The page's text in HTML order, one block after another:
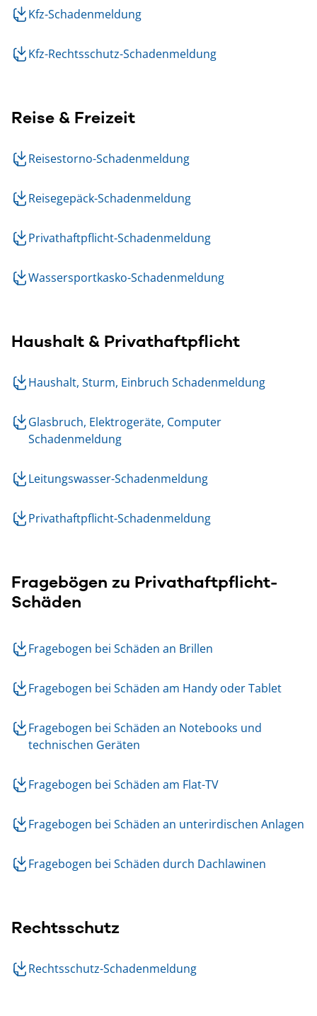
Kfz-Schadenmeldung
Kfz-Rechtsschutz-Schadenmeldung
Reise & Freizeit
Reisestorno-Schadenmeldung
Reisegepäck-Schadenmeldung
Privathaftpflicht-Schadenmeldung
Wassersportkasko-Schadenmeldung
Haushalt & Privathaftpflicht
Haushalt, Sturm, Einbruch Schadenmeldung
Glasbruch, Elektrogeräte, Computer
Schadenmeldung
Leitungswasser-Schadenmeldung
Privathaftpflicht-Schadenmeldung
Fragebögen zu Privathaftpflicht-
Schäden
Fragebogen bei Schäden an Brillen
Fragebogen bei Schäden am Handy oder Tablet
Fragebogen bei Schäden an Notebooks und
technischen Geräten
Fragebogen bei Schäden am Flat-TV
Fragebogen bei Schäden an unterirdischen Anlagen
Fragebogen bei Schäden durch Dachlawinen
Rechtsschutz
Rechtsschutz-Schadenmeldung